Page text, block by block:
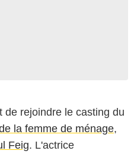
de rejoindre le casting du
la femme de ménage,
Feig. L'actrice